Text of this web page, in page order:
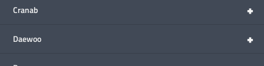
+
Cranab
+
Daewoo